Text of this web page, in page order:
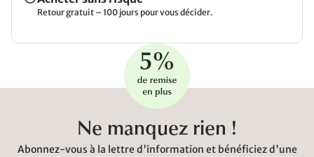
Retour gratuit – 100 jours pour vous décider.
Ne manquez rien !
Abonnez-vous à la lettre d'information et bénéficiez d'une